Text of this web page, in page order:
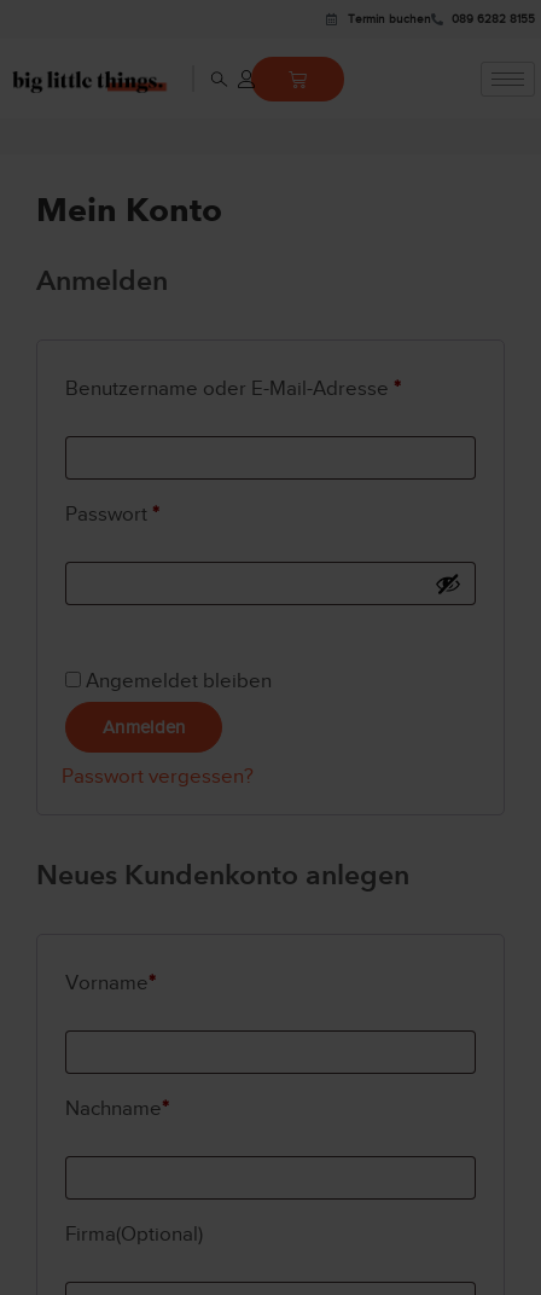
Termin buchen 089 6282 8155
Mein Konto
Anmelden
Benutzername oder E-Mail-Adresse *
Passwort *
Angemeldet bleiben
Anmelden
Passwort vergessen?
Neues Kundenkonto anlegen
Vorname*
Nachname*
Firma(Optional)